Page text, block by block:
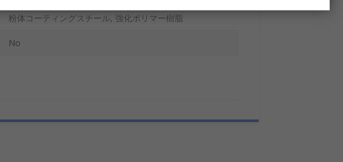
粉体コーティングスチール, 強化ポリマー樹脂
No